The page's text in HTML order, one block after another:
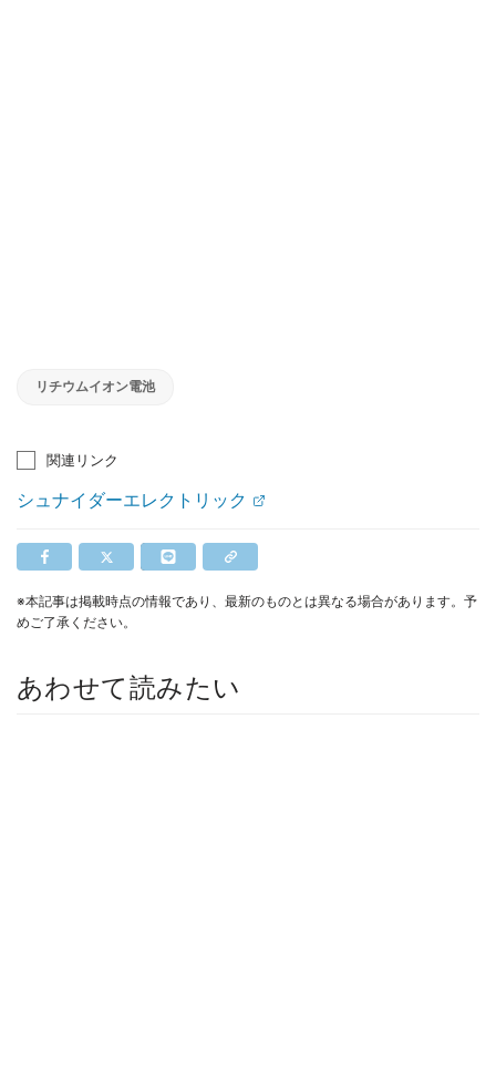
リチウムイオン電池
関連リンク
シュナイダーエレクトリック
※本記事は掲載時点の情報であり、最新のものとは異なる場合があります。予
めご了承ください。
あわせて読みたい